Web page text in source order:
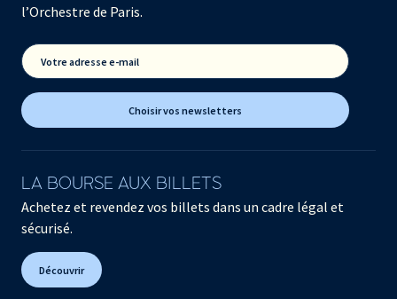
l’Orchestre de Paris.
Votre adresse e-mail
Choisir vos newsletters
LA BOURSE AUX BILLETS
Achetez et revendez vos billets dans un cadre légal et
sécurisé.
Découvrir